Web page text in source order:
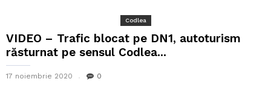
Codlea
VIDEO – Trafic blocat pe DN1, autoturism
răsturnat pe sensul Codlea...
17 noiembrie 2020 0